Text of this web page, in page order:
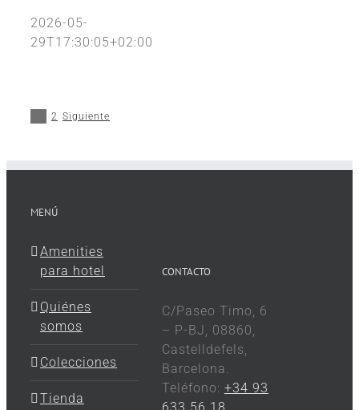
2026-05-
29T17:30:05+02:00
2 Siguiente
MENÚ
Amenities
para hotel
Quiénes
somos
Colecciones
Tienda
CONTACTO
C/Paseo Timo, 6
– P-BJ, 08860,
Castelldefels,
Barcelona.
Teléfono: +34 93